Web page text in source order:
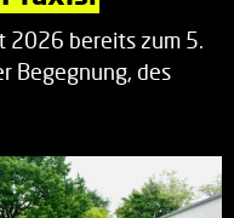
2026 bereits zum 5.
Begegnung, des